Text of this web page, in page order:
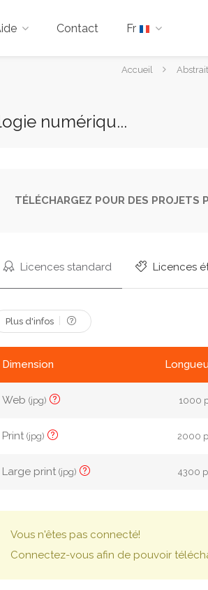
Contact Fr
VousAccueil
numériqu...
TÉLÉCHARGEZ POUR DES PROJETS
Licences standard Licences
Plus d'infos
Dimension
Web(jpg) 1000
Print(jpg) 2000
Large print(jpg) 4300
Vous n'êtes pas connecté!
Connectez-vous afin de pouvoir